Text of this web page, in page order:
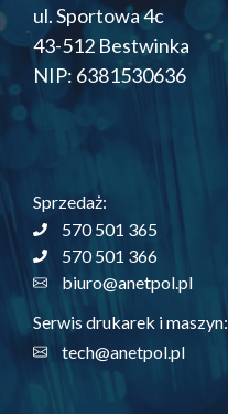
ul. Sportowa 4c
43-512 Bestwinka
NIP: 6381530636
Sprzedaż:
570 501 365
570 501 366
biuro@anetpol.pl
Serwis drukarek i maszyn:
tech@anetpol.pl